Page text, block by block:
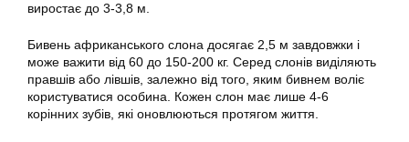
виростає до 3-3,8 м.
Бивень африканського слона досягає 2,5 м завдовжки і
може важити від 60 до 150-200 кг. Серед слонів виділяють
правшів або лівшів, залежно від того, яким бивнем воліє
користуватися особина. Кожен слон має лише 4-6
корінних зубів, які оновлюються протягом життя.